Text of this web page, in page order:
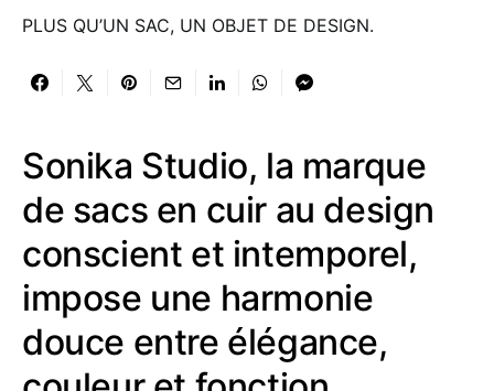
PLUS QU’UN SAC, UN OBJET DE DESIGN.
Sonika Studio, la marque
de sacs en cuir au design
conscient et intemporel,
impose une harmonie
douce entre élégance,